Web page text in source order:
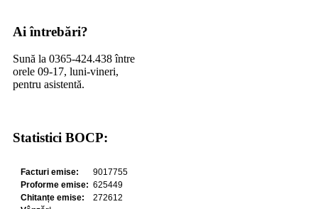
Ai întrebări?
Sună la 0365-424.438 între
orele 09-17, luni-vineri,
pentru asistentă.
Statistici BOCP: